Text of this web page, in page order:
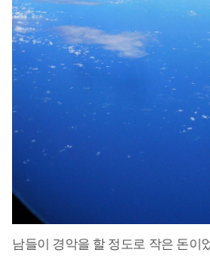
남들이 경악을 할 정도로 작은 돈이